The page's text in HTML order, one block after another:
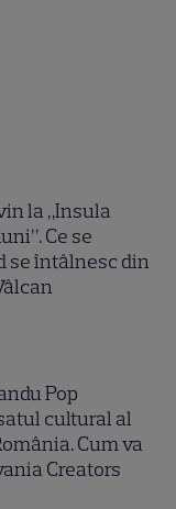
la „Insula
Ce se
se întâlnesc din
Pop
cultural al
Cum va
Creators